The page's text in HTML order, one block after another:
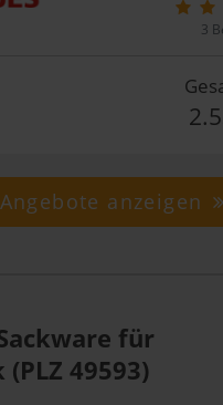
3
anzeigen
für
49593)